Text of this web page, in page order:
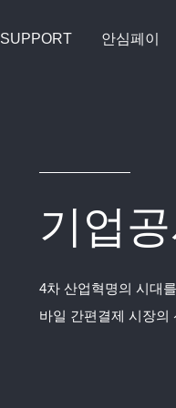
SUPPORT 안심페이
기업
4차 산업혁명의 시대
바일 간편결제 시장의